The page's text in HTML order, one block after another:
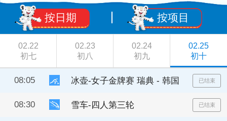
按日期 按项目
02.22
初七
02.23
初八
02.24
初九
02.25
初十
08:05 冰壶-女子金牌赛 瑞典 - 韩国 已结束
08:30 雪车-四人第三轮 已结束